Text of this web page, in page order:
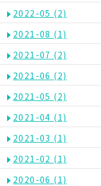
2022-05 (2)
2021-08 (1)
2021-07 (2)
2021-06 (2)
2021-05 (2)
2021-04 (1)
2021-03 (1)
2021-02 (1)
2020-06 (1)